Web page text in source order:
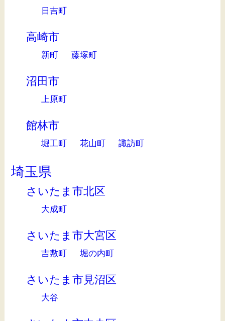
日吉町
高崎市
新町 藤塚町
沼田市
上原町
館林市
堀工町 花山町 諏訪町
埼玉県
さいたま市北区
大成町
さいたま市大宮区
吉敷町 堀の内町
さいたま市見沼区
大谷